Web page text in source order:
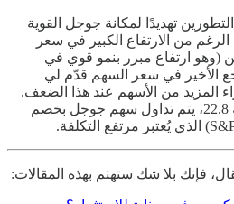
تهديدًا لمكانة جوجل القوية
من الارتفاع الكبير في سعر
(وهو ارتفاع مبرر بنمو قوي في
الأخير في سعر السهم قدّم لي
المزيد من الأسهم عند هذا الضعف.
فبسعر يعادل مضاعف ربحية 22.8، يتم تداول سهم جوجل بخصم
فإنك بلا شك ستهتم بهذه المقالات: